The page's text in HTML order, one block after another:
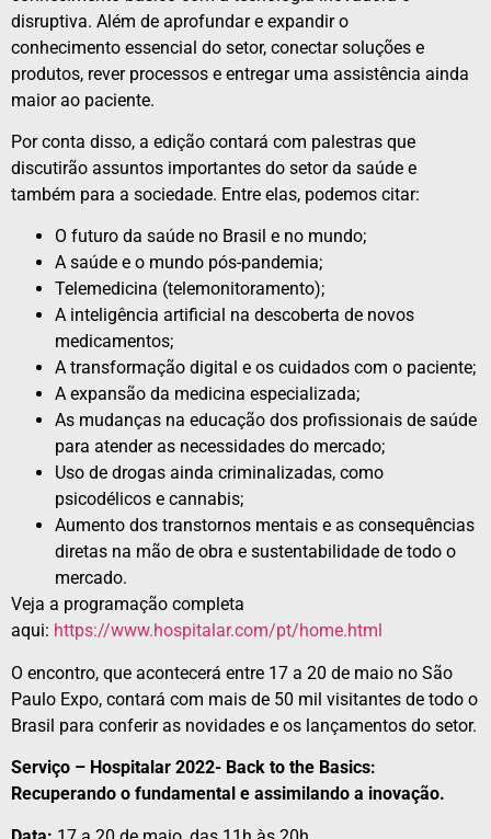
disruptiva. Além de aprofundar e expandir o
conhecimento essencial do setor, conectar soluções e
produtos, rever processos e entregar uma assistência ainda
maior ao paciente.
Por conta disso, a edição contará com palestras que
discutirão assuntos importantes do setor da saúde e
também para a sociedade. Entre elas, podemos citar:
O futuro da saúde no Brasil e no mundo;
A saúde e o mundo pós-pandemia;
Telemedicina (telemonitoramento);
A inteligência artificial na descoberta de novos
medicamentos;
A transformação digital e os cuidados com o paciente;
A expansão da medicina especializada;
As mudanças na educação dos profissionais de saúde
para atender as necessidades do mercado;
Uso de drogas ainda criminalizadas, como
psicodélicos e cannabis;
Aumento dos transtornos mentais e as consequências
diretas na mão de obra e sustentabilidade de todo o
mercado.
Veja a programação completa
aqui: https://www.hospitalar.com/pt/home.html
O encontro, que acontecerá entre 17 a 20 de maio no São
Paulo Expo, contará com mais de 50 mil visitantes de todo o
Brasil para conferir as novidades e os lançamentos do setor.
Serviço – Hospitalar 2022- Back to the Basics:
Recuperando o fundamental e assimilando a inovação.